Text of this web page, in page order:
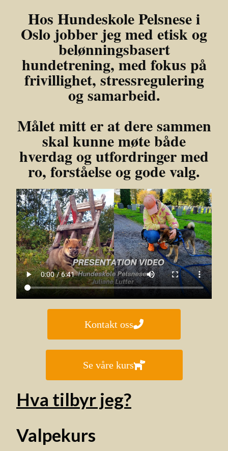
Hos Hundeskole Pelsnese i
Oslo jobber jeg med etisk og
belønningsbasert
hundetrening, med fokus på
frivillighet, stressregulering
og samarbeid.
Målet mitt er at dere sammen
skal kunne møte både
hverdag og utfordringer med
ro, forståelse og gode valg.
Kontakt oss
Se våre kurs
Hva tilbyr jeg?
Valpekurs